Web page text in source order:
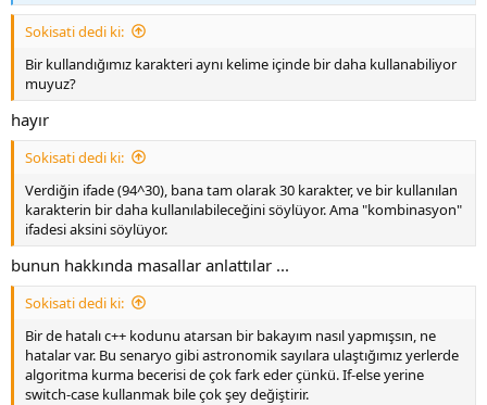
Sokisati dedi ki:
Bir kullandığımız karakteri aynı kelime içinde bir daha kullanabiliyor
muyuz?
hayır
Sokisati dedi ki:
Verdiğin ifade (94^30), bana tam olarak 30 karakter, ve bir kullanılan
karakterin bir daha kullanılabileceğini söylüyor. Ama "kombinasyon"
ifadesi aksini söylüyor.
bunun hakkında masallar anlattılar ...
Sokisati dedi ki:
Bir de hatalı c++ kodunu atarsan bir bakayım nasıl yapmışsın, ne
hatalar var. Bu senaryo gibi astronomik sayılara ulaştığımız yerlerde
algoritma kurma becerisi de çok fark eder çünkü. If-else yerine
switch-case kullanmak bile çok şey değiştirir.